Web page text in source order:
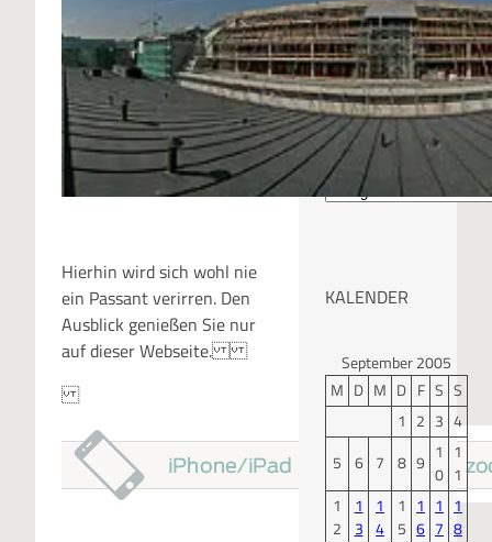
Hierhin wird sich wohl nie
ein Passant verirren. Den
Ausblick genießen Sie nur
auf dieser Webseite.
RUBRIKEN
Kategor
ien
KALENDER
September 2005
M D M D F S S
1 2 3 4
5 6 7 8 9 1
0
1
1
1
2
1
3
1
4
1
5
1
6
1
7
1
8